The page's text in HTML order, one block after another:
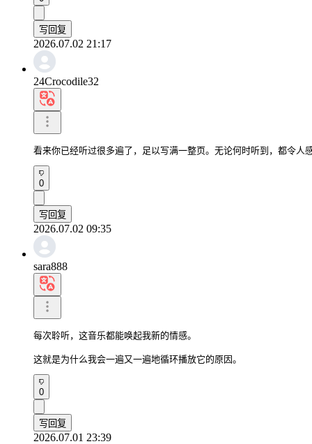
写回复
2026.07.02 21:17
24Crocodile32
看来你已经听过很多遍了，足以写满一整页。无论何时听到，都令人
0
写回复
2026.07.02 09:35
sara888
每次聆听，这音乐都能唤起我新的情感。
这就是为什么我会一遍又一遍地循环播放它的原因。
0
写回复
2026.07.01 23:39